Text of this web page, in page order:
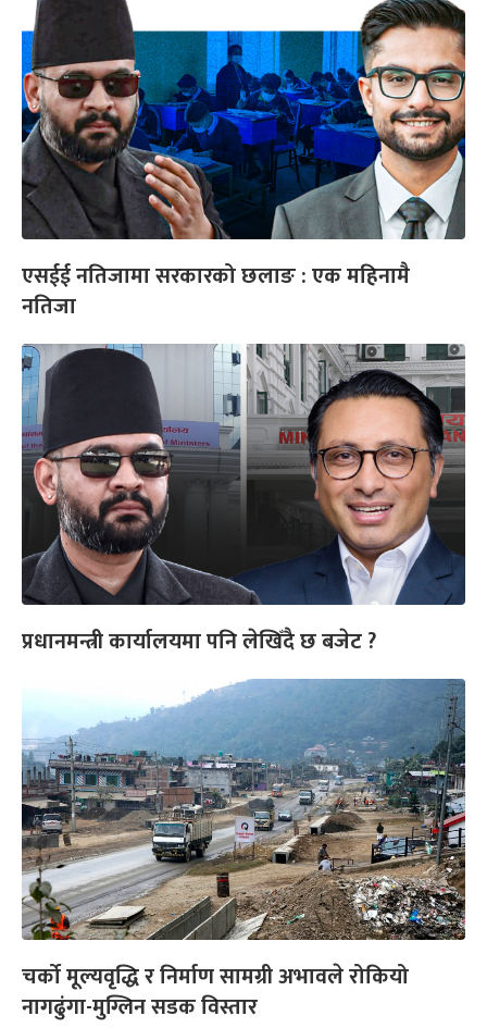
एसईई नतिजामा सरकारको छलाङ : एक महिनामै
नतिजा
प्रधानमन्त्री कार्यालयमा पनि लेखिँदै छ बजेट ?
चर्को मूल्यवृद्धि र निर्माण सामग्री अभावले रोकियो
नागढुंगा-मुग्लिन सडक विस्तार